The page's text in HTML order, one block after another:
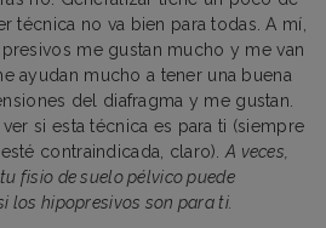
técnica no va bien para todas. A mí,
me gustan mucho y me van
ayudan mucho a tener una buena
del diafragma y me gustan.
si esta técnica es para ti (siempre
contraindicada, claro). A veces,
fisio de suelo pélvico puede
los hipopresivos son para ti.